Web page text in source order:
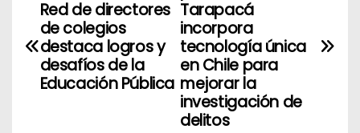
v
Tarapacá
incorpora
tecnología única
en Chile para
mejorar la
investigación de
delitos
Red de directores
de colegios
destaca logros y
desafíos de la
Educación Pública